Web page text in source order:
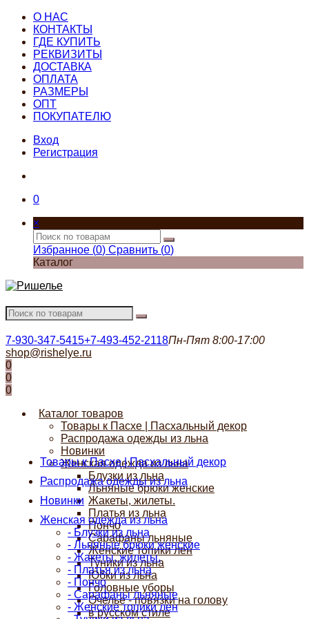
О НАС
КОНТАКТЫ
ГДЕ КУПИТЬ
РЕКВИЗИТЫ
ДОСТАВКА
ОПЛАТА
РАЗМЕРЫ
ОПТ
ПОКУПАТЕЛЮ
Вход
Регистрация
0
×
Избранное (0) Сравнить (0)
Каталог
7-930-347-5415+7-493-452-2118Пн-Пят 8:00-17:00
shop@rishelye.ru
0
0
0
Каталог товаров
Товары к Пасхе | Пасхальный декор
Распродажа одежды из льна
Новинки
Женская одежда из льна
Блузки из льна
Льняные брюки женские
Жакеты, жилеты.
Платья из льна
Пончо
Сарафаны льняные
Женские топики лен
Туники из льна
Юбки из льна
Головные уборы
Очелье - повязки на голову
в русском стиле
Товары к Пасхе | Пасхальный декор
Распродажа одежды из льна
Новинки
Женская одежда из льна
- Блузки из льна
- Льняные брюки женские
- Жакеты, жилеты.
- Платья из льна
- Пончо
- Сарафаны льняные
- Женские топики лен